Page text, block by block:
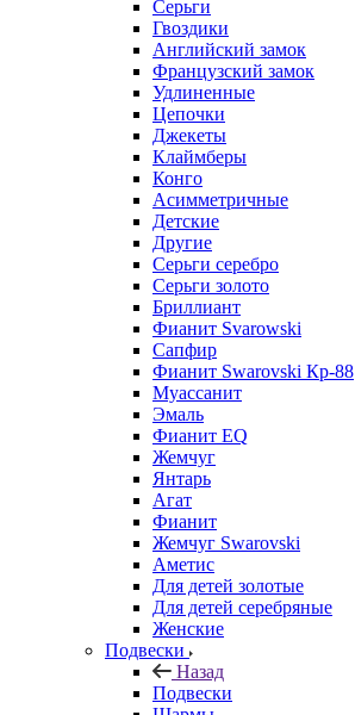
Серьги
Гвоздики
Английский замок
Французский замок
Удлиненные
Цепочки
Джекеты
Клаймберы
Конго
Асимметричные
Детские
Другие
Серьги серебро
Серьги золото
Бриллиант
Фианит Svarowski
Сапфир
Фианит Swarovski Кр-88
Муассанит
Эмаль
Фианит EQ
Жемчуг
Янтарь
Агат
Фианит
Жемчуг Swarovski
Аметис
Для детей золотые
Для детей серебряные
Женские
Подвески
Назад
Подвески